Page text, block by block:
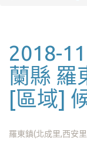
2018-
蘭縣 羅
[區域]
羅東鎮(北成里,西安